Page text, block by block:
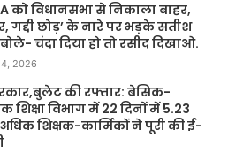
को विधानसभा से निकाला बाहर,
गद्दी छोड़’ के नारे पर भड़के सतीश
चंदा दिया हो तो रसीद दिखाओ.
2026
की रफ्तार: बेसिक-
शिक्षा विभाग में 22 दिनों में 5.23
शिक्षक-कार्मिकों ने पूरी की ई-